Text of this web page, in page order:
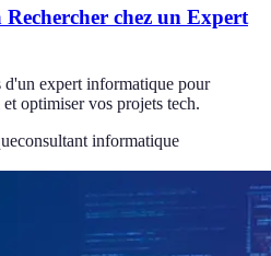
Rechercher chez un Expert
d'un expert informatique pour
optimiser vos projets tech.
consultant informatique